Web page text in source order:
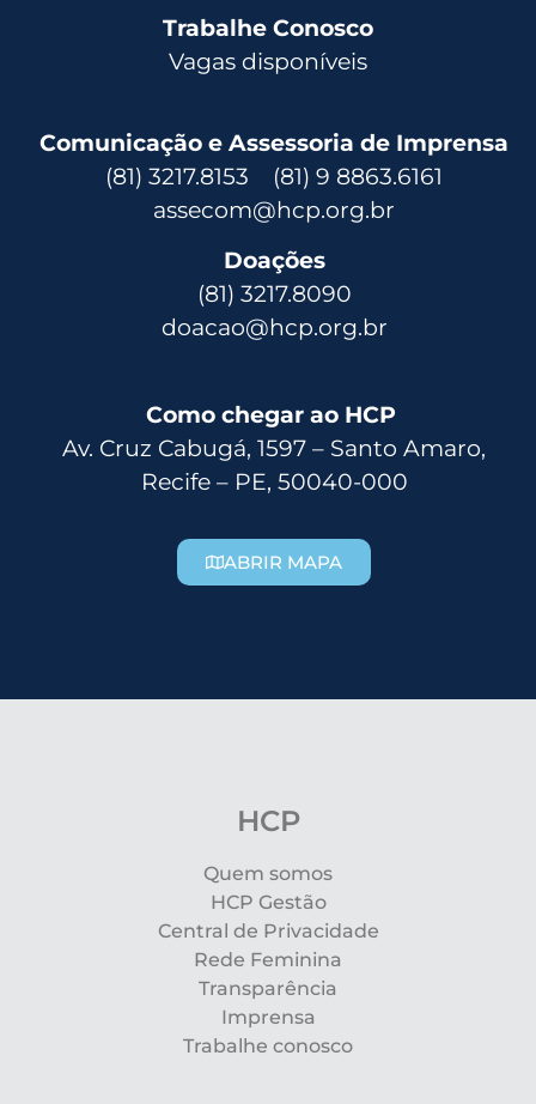
Trabalhe Conosco
Vagas disponíveis
Comunicação e Assessoria de Imprensa
(81) 3217.8153 (81) 9 8863.6161
assecom@hcp.org.br
Doações
(81) 3217.8090
doacao@hcp.org.br
Como chegar ao HCP
Av. Cruz Cabugá, 1597 – Santo Amaro,
Recife – PE, 50040-000
ABRIR MAPA
HCP
Quem somos
HCP Gestão
Central de Privacidade
Rede Feminina
Transparência
Imprensa
Trabalhe conosco